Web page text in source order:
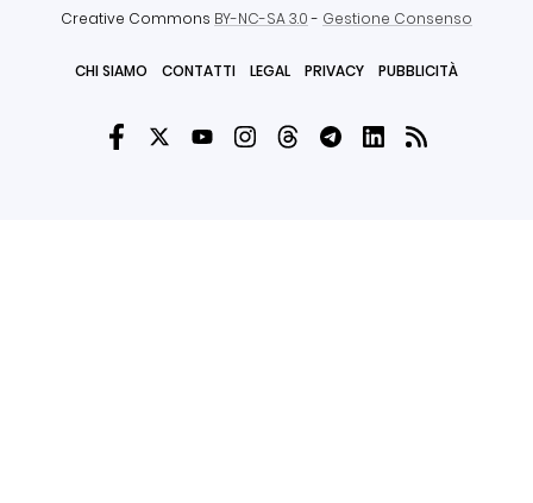
Creative Commons BY-NC-SA 3.0- Gestione Consenso
CHI SIAMO CONTATTI LEGAL PRIVACY PUBBLICITÀ